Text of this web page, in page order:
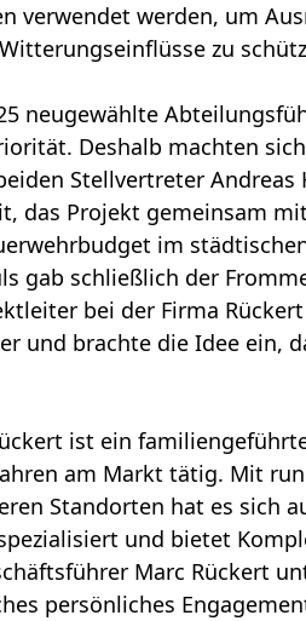
verwendet werden, um
zu
neugewählte
Deshalb machten
Stellvertreter Andreas
das Projekt gemeinsam
im
gab schließlich der
bei der Firma
und brachte die Idee ein,
ist ein
am Markt tätig. Mit
Standorten hat es sich
und bietet
Marc Rückert
persönliches